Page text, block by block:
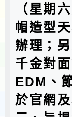
（星期
帽造型
辦理；
千金對
EDM、
於官網